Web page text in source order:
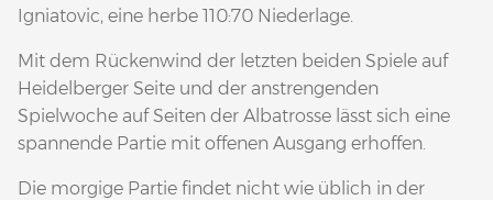
Igniatovic, eine herbe 110:70 Niederlage.
Mit dem Rückenwind der letzten beiden Spiele auf
Heidelberger Seite und der anstrengenden
Spielwoche auf Seiten der Albatrosse lässt sich eine
spannende Partie mit offenen Ausgang erhoffen.
Die morgige Partie findet nicht wie üblich in der